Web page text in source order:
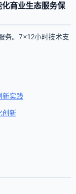
商业生态服务保
务。7×12小时技术支
新实践
创新